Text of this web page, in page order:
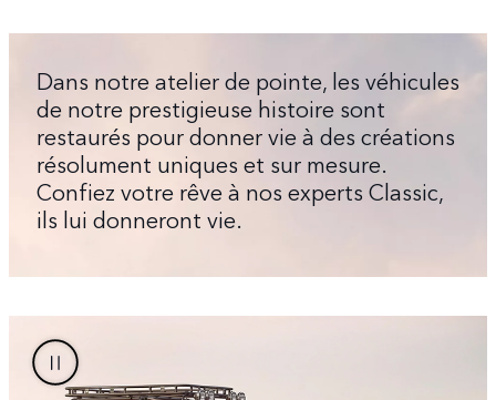
Dans notre atelier de pointe, les véhicules
de notre prestigieuse histoire sont
restaurés pour donner vie à des créations
résolument uniques et sur mesure.
Confiez votre rêve à nos experts Classic,
ils lui donneront vie.